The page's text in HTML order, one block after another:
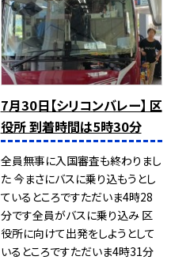
7月30日【シリコンバレー】 区
役所 到着時間は5時30分
全員無事に入国審査も終わりまし
た 今まさにバスに乗り込もうとし
ているところですただいま4時28
分です全員がバスに乗り込み 区
役所に向けて出発をしようとして
いるところですただいま4時31分